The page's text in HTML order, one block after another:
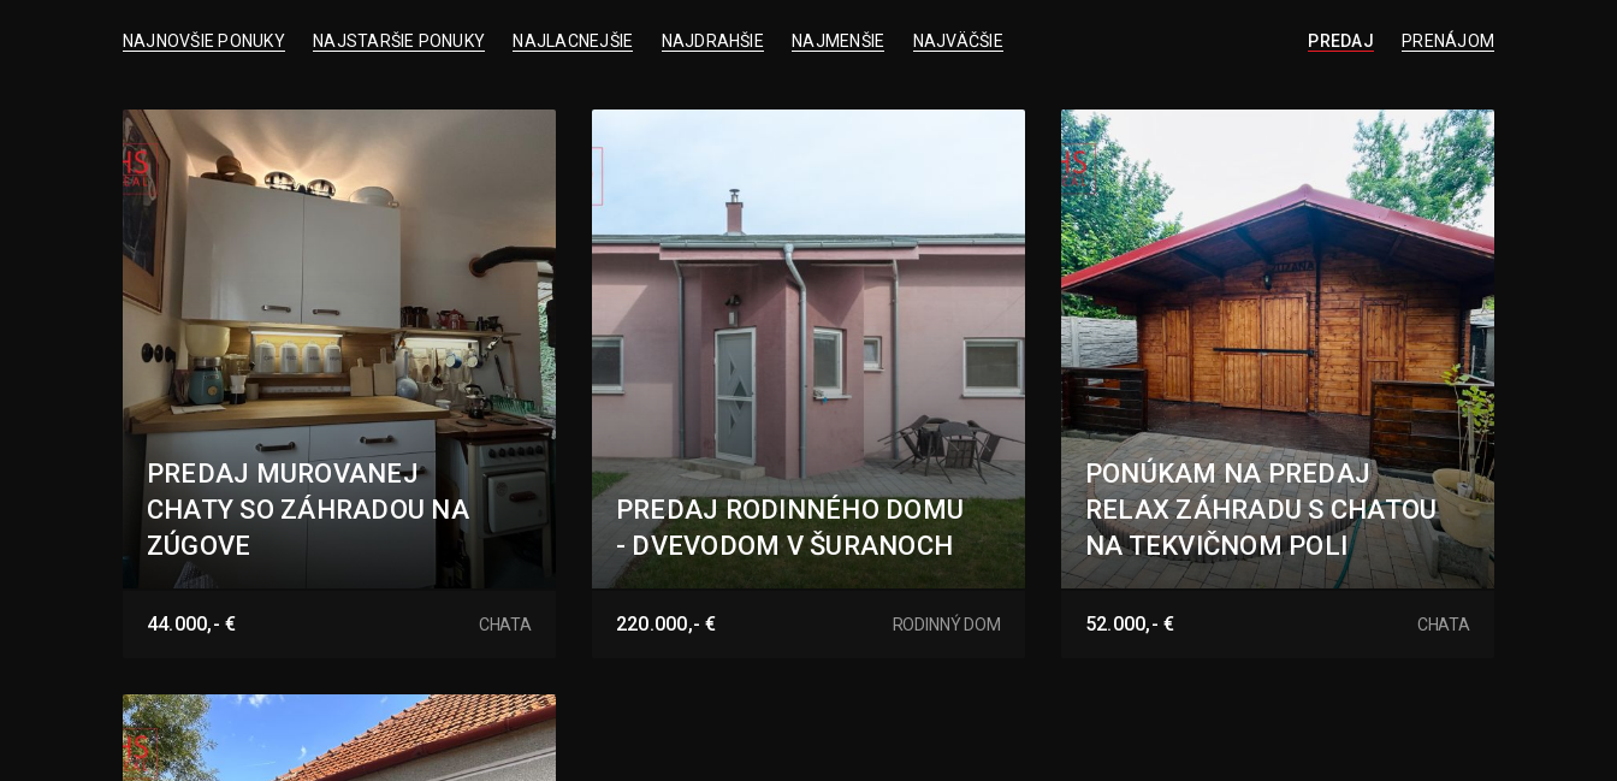
NAJNOVŠIE PONUKY NAJSTARŠIE PONUKY NAJLACNEJŠIE NAJDRAHŠIE NAJMENŠIE NAJVÄČŠIE PREDAJ PRENÁJOM
PREDAJ MUROVANEJ
CHATY SO ZÁHRADOU NA
ZÚGOVE
Zúgov, Nové Zámky
CHATA
44.000,- €
PREDAJ RODINNÉHO DOMU
- DVEVODOM V ŠURANOCH
Šurany
RODINNÝ DOM
220.000,- €
PONÚKAM NA PREDAJ
RELAX ZÁHRADU S CHATOU
NA TEKVIČNOM POLI
Tekvičné pole, Nové Zámky
CHATA
52.000,- €